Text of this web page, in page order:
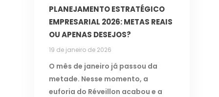
PLANEJAMENTO ESTRATÉGICO
EMPRESARIAL 2026: METAS REAIS
OU APENAS DESEJOS?
19 de janeiro de 2026
O mês de janeiro já passou da
metade. Nesse momento, a
euforia do Réveillon acabou e a